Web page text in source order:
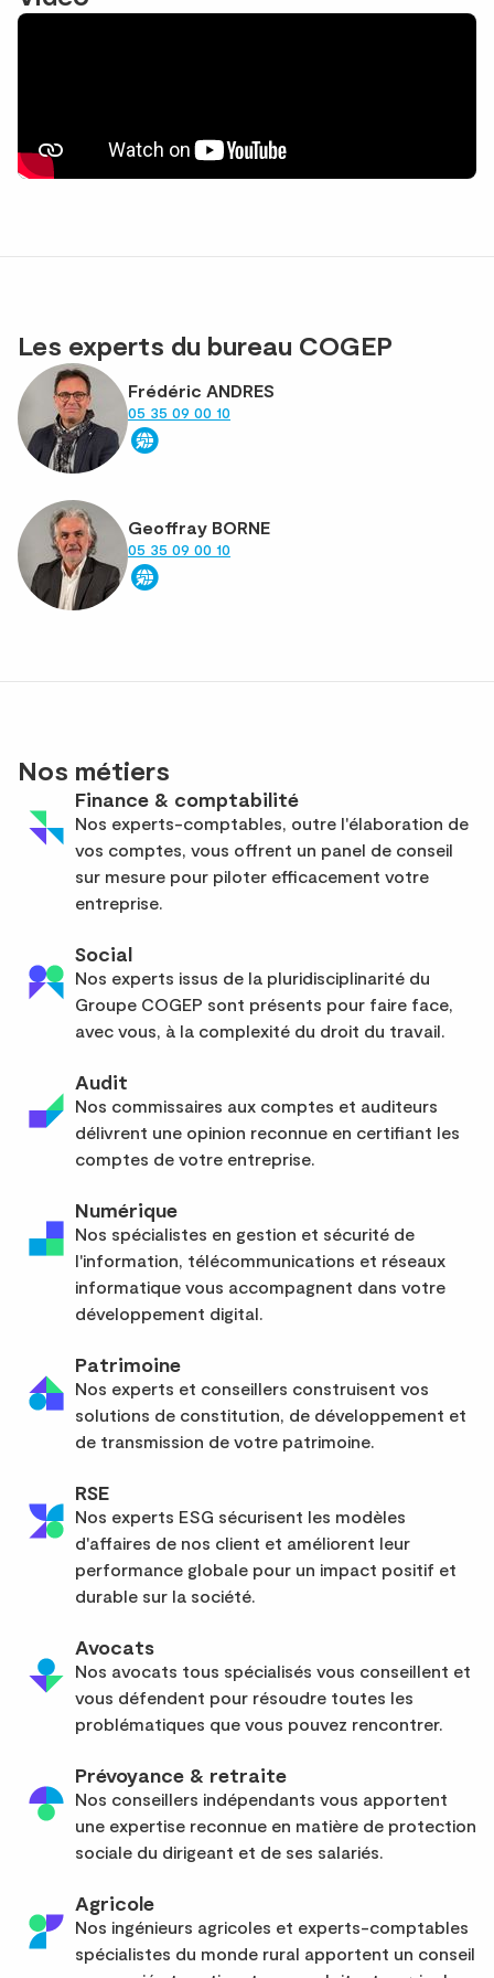
Les experts du bureau COGEP
Frédéric ANDRES
05 35 09 00 10
Geoffray BORNE
05 35 09 00 10
Nos métiers
Finance & comptabilité
Nos experts-comptables, outre l'élaboration de
vos comptes, vous offrent un panel de conseil
sur mesure pour piloter efficacement votre
entreprise.
Social
Nos experts issus de la pluridisciplinarité du
Groupe COGEP sont présents pour faire face,
avec vous, à la complexité du droit du travail.
Audit
Nos commissaires aux comptes et auditeurs
délivrent une opinion reconnue en certifiant les
comptes de votre entreprise.
Numérique
Nos spécialistes en gestion et sécurité de
l'information, télécommunications et réseaux
informatique vous accompagnent dans votre
développement digital.
Patrimoine
Nos experts et conseillers construisent vos
solutions de constitution, de développement et
de transmission de votre patrimoine.
RSE
Nos experts ESG sécurisent les modèles
d'affaires de nos client et améliorent leur
performance globale pour un impact positif et
durable sur la société.
Avocats
Nos avocats tous spécialisés vous conseillent et
vous défendent pour résoudre toutes les
problématiques que vous pouvez rencontrer.
Prévoyance & retraite
Nos conseillers indépendants vous apportent
une expertise reconnue en matière de protection
sociale du dirigeant et de ses salariés.
Agricole
Nos ingénieurs agricoles et experts-comptables
spécialistes du monde rural apportent un conseil